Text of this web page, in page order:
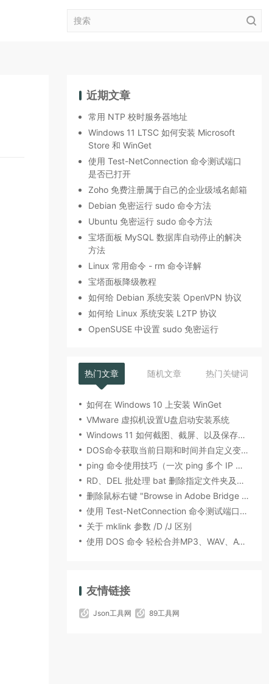
近期文章
常用 NTP 校时服务器地址
Windows 11 LTSC 如何安装 Microsoft
Store 和 WinGet
使用 Test-NetConnection 命令测试端口
是否已打开
Zoho 免费注册属于自己的企业级域名邮箱
Debian 免密运行 sudo 命令方法
Ubuntu 免密运行 sudo 命令方法
宝塔面板 MySQL 数据库自动停止的解决
方法
Linux 常用命令 - rm 命令详解
宝塔面板降级教程
如何给 Debian 系统安装 OpenVPN 协议
如何给 Linux 系统安装 L2TP 协议
OpenSUSE 中设置 sudo 免密运行
热门文章 随机文章 热门关键词
如何在 Windows 10 上安装 WinGet
VMware 虚拟机设置U盘启动安装系统
Windows 11 如何截图、截屏、以及保存图片的位置
DOS命令获取当前日期和时间并自定义变量输出
ping 命令使用技巧（一次 ping 多个 IP 地址）
RD、DEL 批处理 bat 删除指定文件夹及文件夹下的文件
删除鼠标右键 "Browse in Adobe Bridge CS6" 选项
使用 Test-NetConnection 命令测试端口是否已打开
关于 mklink 参数 /D /J 区别
使用 DOS 命令 轻松合并MP3、WAV、AVI等音频视频文件
友情链接
Json工具网 89工具网